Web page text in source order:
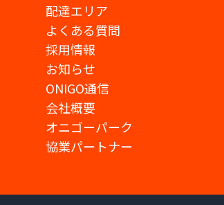
配達エリア
よくある質問
採用情報
お知らせ
ONIGO通信
会社概要
オニゴーパーク
協業パートナー